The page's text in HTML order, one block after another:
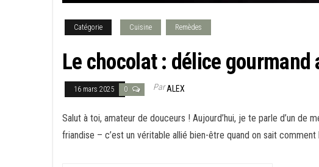
Catégorie Cuisine Remèdes
Le chocolat : délice
16 mars 2025 0 ParALEX
Salut à toi, amateur de douceurs ! Aujourd’hui, je te parle d’un de
friandise – c’est un véritable allié bien-être quand on sait